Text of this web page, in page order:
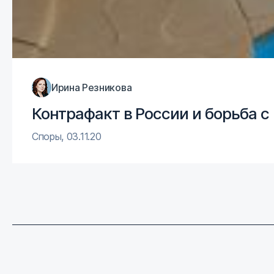
Контрафакт в России и борьба
Ирина Резникова
Споры, 03.11.20